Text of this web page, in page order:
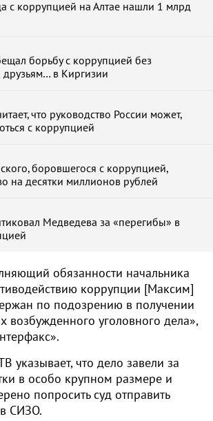
с коррупцией на Алтае нашли 1 млрд
борьбу с коррупцией без
в Киргизии
что руководство России может,
с коррупцией
боровшегося с коррупцией,
на десятки миллионов рублей
Медведева за «перегибы» в
обязанности начальника
коррупции [Максим]
по подозрению в получении
возбужденного уголовного дела»,
указывает, что дело завели за
в особо крупном размере и
попросить суд отправить
СИЗО.